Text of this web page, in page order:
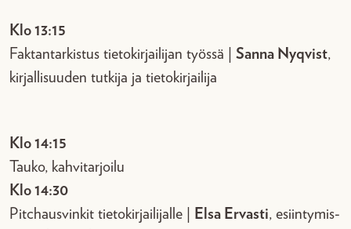
Klo 13:15
Faktantarkistus tietokirjailijan työssä | Sanna Nyqvist,
kirjallisuuden tutkija ja tietokirjailija
Klo 14:15
Tauko, kahvitarjoilu
Klo 14:30
Pitchausvinkit tietokirjailijalle |
Elsa Ervasti, esiintymis-